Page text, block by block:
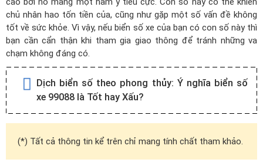
chủ nhân hao tốn tiền của, cũng như gặp một số vấn đề không
tốt về sức khỏe. Vì vậy, nếu biển số xe của bạn có con số này thì
bạn cần cẩn thận khi tham gia giao thông để tránh những va
chạm không đáng có.
Dịch biển số theo phong thủy: Ý nghĩa biển số
xe 99088 là Tốt hay Xấu?
(*) Tất cả thông tin kể trên chỉ mang tính chất tham khảo.